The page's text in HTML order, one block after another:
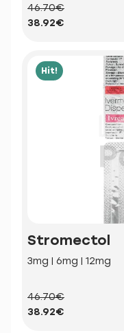
46.70€
38.92€
Hit!
Stromectol
3mg | 6mg | 12mg
46.70€
38.92€